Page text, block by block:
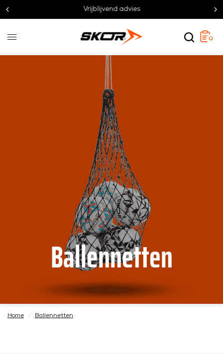
Vrijblijvend advies
0
Ballennetten
Home / Ballennetten